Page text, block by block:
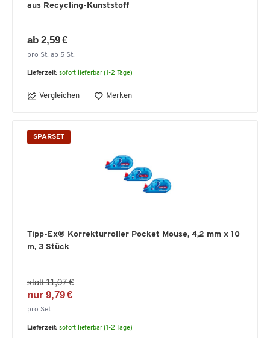
aus Recycling-Kunststoff
ab 2,59 €
pro St. ab 5 St.
Lieferzeit: sofort lieferbar (1-2 Tage)
Vergleichen Merken
SPARSET
Tipp-Ex® Korrekturroller Pocket Mouse, 4,2 mm x 10
m, 3 Stück
statt 11,07 €
nur 9,79 €
pro Set
Lieferzeit: sofort lieferbar (1-2 Tage)